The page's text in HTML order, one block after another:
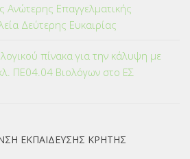
Ανώτερης Επαγγελματικής
Δεύτερης Ευκαιρίας
πίνακα για την κάλυψη με
ΠΕ04.04 Βιολόγων στο ΕΣ
ΕΚΠΑΙΔΕΥΣΗΣ ΚΡΗΤΗΣ